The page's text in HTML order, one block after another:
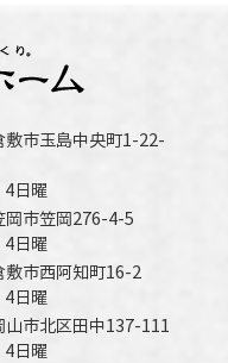
敷市玉島中央町1-22-
4日曜
岡市笠岡276-4-5
4日曜
敷市西阿知町16-2
4日曜
市北区田中137-111
4日曜